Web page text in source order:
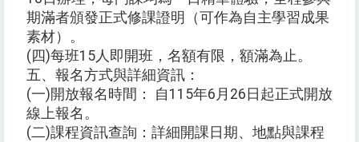
期滿者頒發正式修課證明（可作為自主學習成果
素材）。
(四)每班15人即開班，名額有限，額滿為止。
五、報名方式與詳細資訊：
(一)開放報名時間： 自115年6月26日起正式開放
線上報名。
(二)課程資訊查詢：詳細開課日期、地點與課程